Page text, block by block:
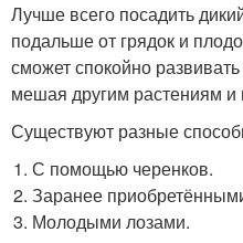
Лучше всего посадить
подальше от грядок и
сможет спокойно
мешая другим растениям и
Существуют разные
С помощью черенков.
Заранее
Молодыми лозами.